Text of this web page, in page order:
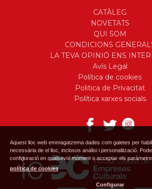
CATÀLEG
NOVETATS
QUI SOM
CONDICIONS
LA TEVA OPINIÓ ENS
Avís Legal
Política de cookies
Politica de Privacitat
Política xarxes socials
Aquest lloc web emmagatzema dades com galetes per
necessària de el lloc, inclosos anàlisi i personalització.
configuració en qualsevol moment o acceptar els
política de cookies
Configurar